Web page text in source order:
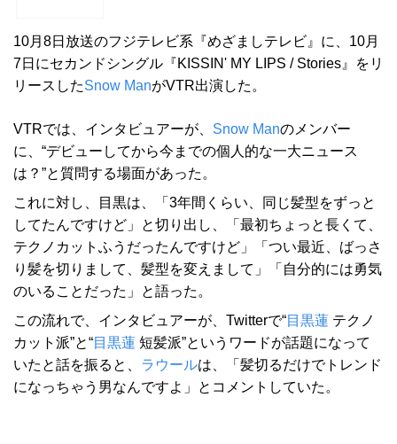
10月8日放送のフジテレビ系『めざましテレビ』に、10月
7日にセカンドシングル『KISSIN' MY LIPS / Stories』をリ
リースしたSnow ManがVTR出演した。
VTRでは、インタビュアーが、 Snow Manのメンバー
に、“デビューしてから今までの個人的な一大ニュース
は？”と質問する場面があった。
これに対し、目黒は、「3年間くらい、同じ髪型をずっと
してたんですけど」と切り出し、「最初ちょっと長くて、
テクノカットふうだったんですけど」「つい最近、ばっさ
り髪を切りまして、髪型を変えまして」「自分的には勇気
のいることだった」と語った。
この流れで、インタビュアーが、Twitterで“目黒蓮 テクノ
カット派”と“目黒蓮 短髪派”というワードが話題になって
いたと話を振ると、 ラウールは、「髪切るだけでトレンド
になっちゃう男なんですよ」とコメントしていた。